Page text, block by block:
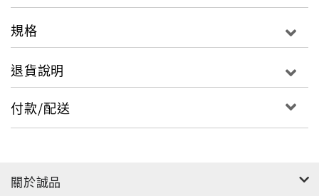
規格
退貨說明
付款/配送
關於誠品